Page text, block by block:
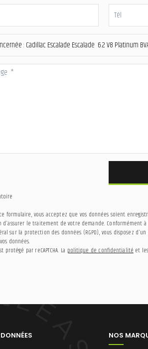
formulaire, vous acceptez que vos données soient
afin d'assurer le traitement de votre demande.
sur la protection des données (RGPD), vous disposez
données.
par reCAPTCHA. La politique de confidentialitéet
NOS